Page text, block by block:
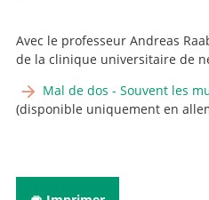
Avec le professeur Andreas
de la clinique universitaire de
Mal de dos - Souvent les
(disponible uniquement en